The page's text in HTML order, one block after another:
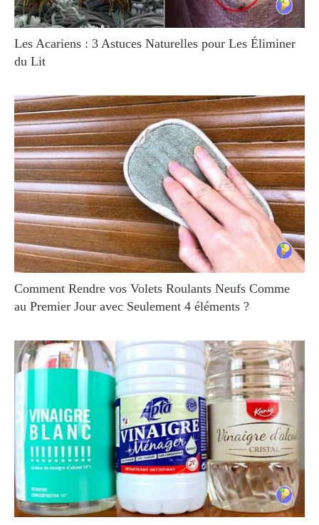
Les Acariens : 3 Astuces Naturelles pour Les Éliminer
du Lit
Comment Rendre vos Volets Roulants Neufs Comme
au Premier Jour avec Seulement 4 éléments ?